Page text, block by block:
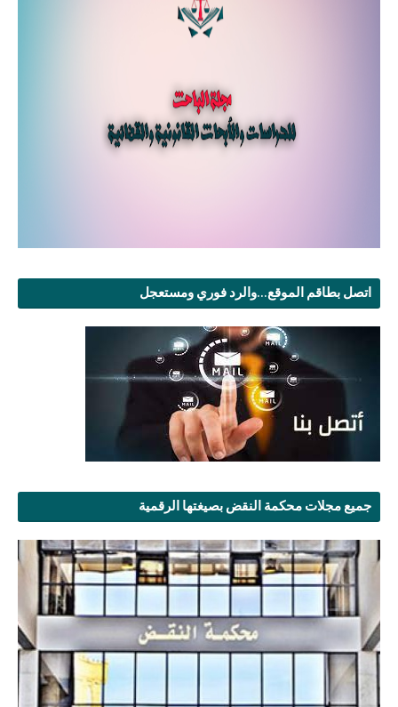
اتصل بطاقم الموقع...والرد فوري ومستعجل
جميع مجلات محكمة النقض بصيغتها الرقمية